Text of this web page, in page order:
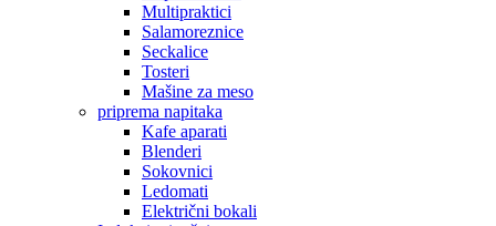
Multipraktici
Salamoreznice
Seckalice
Tosteri
Mašine za meso
priprema napitaka
Kafe aparati
Blenderi
Sokovnici
Ledomati
Električni bokali